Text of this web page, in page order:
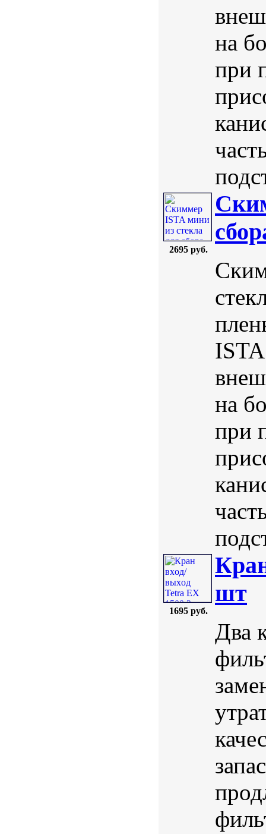
на
при
2695 руб.
на
при
1695 руб.
шт
Два